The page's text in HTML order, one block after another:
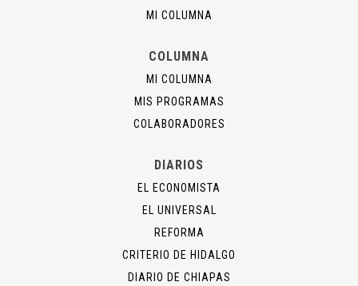
MI COLUMNA
COLUMNA
MI COLUMNA
MIS PROGRAMAS
COLABORADORES
DIARIOS
EL ECONOMISTA
EL UNIVERSAL
REFORMA
CRITERIO DE HIDALGO
DIARIO DE CHIAPAS